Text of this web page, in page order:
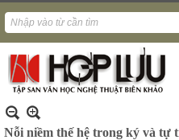
Nỗi niềm thế hệ trong ký và tự